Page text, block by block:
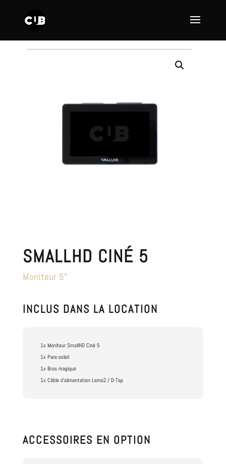
SMALLHD CINÉ 5
Moniteur 5"
INCLUS DANS LA LOCATION
1x Moniteur SmallHD Ciné 5
1x Pare-soleil
1x Bras magique
1x Câble d'alimentation Lemo2 / D-Tap
ACCESSOIRES EN OPTION